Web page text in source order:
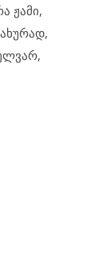
ჟამი,